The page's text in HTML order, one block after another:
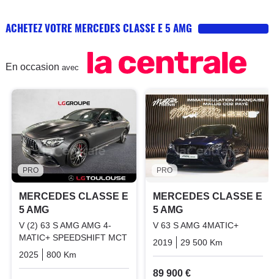
ACHETEZ VOTRE MERCEDES CLASSE E 5 AMG
En occasion avec
PRO
MERCEDES CLASSE E
5 AMG
V (2) 63 S AMG AMG 4-
MATIC+ SPEEDSHIFT MCT
2025
800 Km Essence
PRO
MERCEDES CLASSE E
5 AMG
V 63 S AMG 4MATIC+
2019
29 500 Km
89 900 €